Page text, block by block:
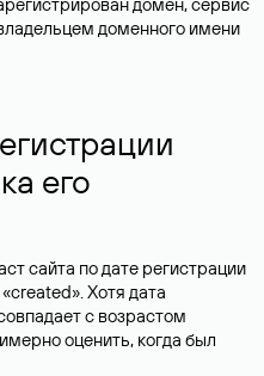
доменного имени
его
сайта по дате регистрации
Хотя дата
с возрастом
оценить, когда был